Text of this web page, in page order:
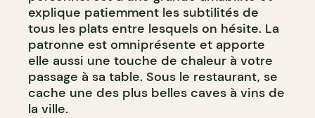
explique patiemment les subtilités de
tous les plats entre lesquels on hésite. La
patronne est omniprésente et apporte
elle aussi une touche de chaleur à votre
passage à sa table. Sous le restaurant, se
cache une des plus belles caves à vins de
la ville.